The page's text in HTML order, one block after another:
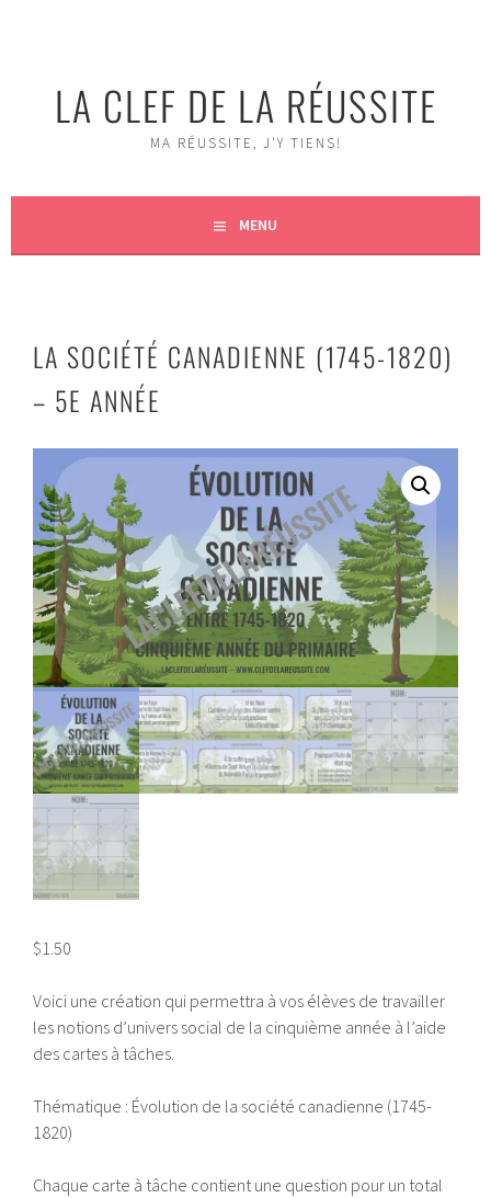
LA CLEF DE LA RÉUSSITE
MA RÉUSSITE, J'Y TIENS!
MENU
LA SOCIÉTÉ CANADIENNE (1745-1820)
– 5E ANNÉE
$1.50
Voici une création qui permettra à vos élèves de travailler
les notions d’univers social de la cinquième année à l’aide
des cartes à tâches.
Thématique : Évolution de la société canadienne (1745-
1820)
Chaque carte à tâche contient une question pour un total